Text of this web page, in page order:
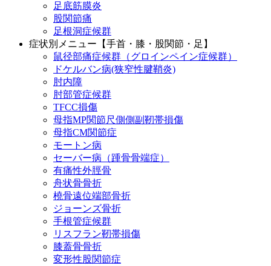
足底筋膜炎
股関節痛
足根洞症候群
症状別メニュー【手首・膝・股関節・足】
鼠径部痛症候群（グロインペイン症候群）
ドケルバン病(狭窄性腱鞘炎)
肘内障
肘部管症候群
TFCC損傷
母指MP関節尺側側副靭帯損傷
母指CM関節症
モートン病
セーバー病（踵骨骨端症）
有痛性外脛骨
舟状骨骨折
橈骨遠位端部骨折
ジョーンズ骨折
手根管症候群
リスフラン靭帯損傷
膝蓋骨骨折
変形性股関節症